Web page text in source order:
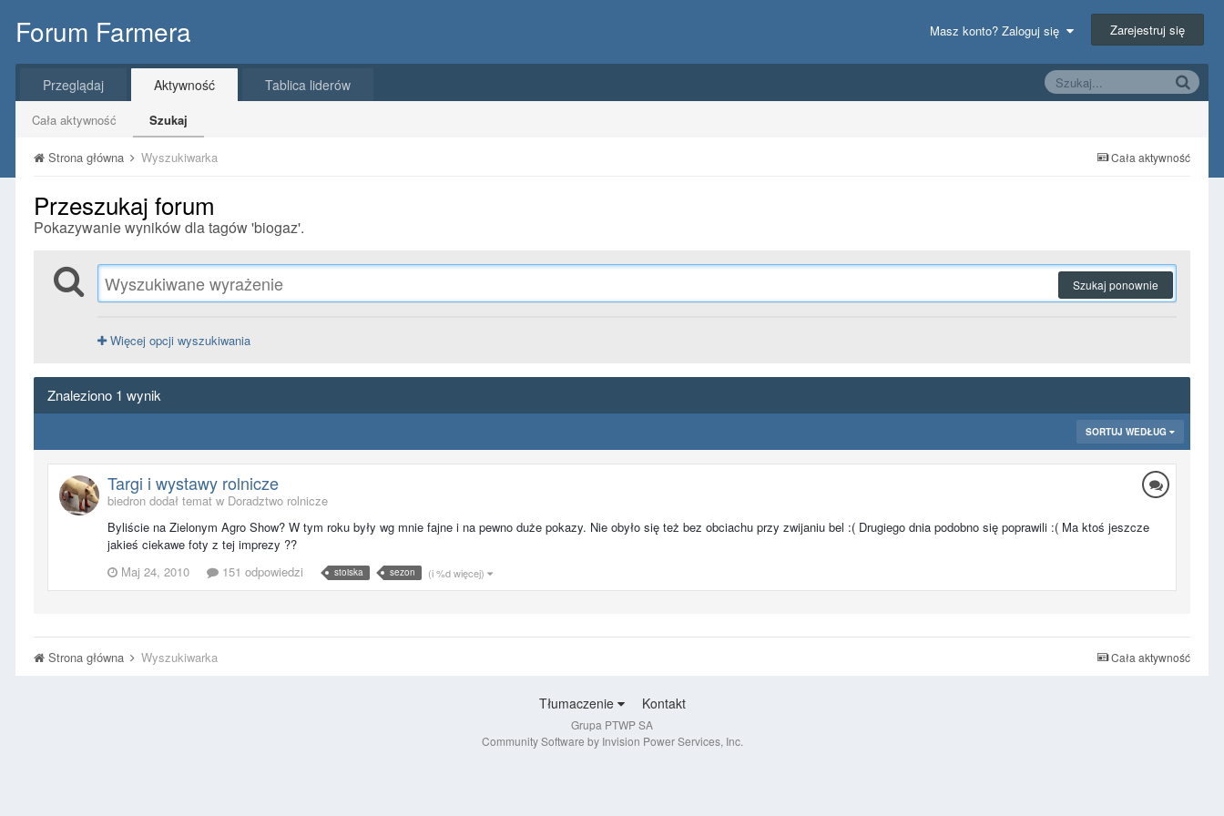
Forum Farmera Masz konto? Zaloguj się Zarejestruj się
Przeglądaj Aktywność
Cała aktywność Szukaj
Tablica liderów
Cała aktywność
Strona główna Wyszukiwarka
Przeszukaj forum
Pokazywanie wyników dla tagów 'biogaz'.
Szukaj ponownie
Więcej opcji wyszukiwania
Znaleziono 1 wynik
SORTUJ WEDŁUG
Targi i wystawy rolnicze
biedron dodał temat w Doradztwo rolnicze
Byliście na Zielonym Agro Show? W tym roku były wg mnie fajne i na pewno duże pokazy. Nie obyło się też bez obciachu przy zwijaniu bel :( Drugiego dnia podobno się poprawili :( Ma ktoś jeszcze
jakieś ciekawe foty z tej imprezy ??
Maj 24, 2010
151 odpowiedzi stoiska sezon (i %d więcej)
Cała aktywność
Strona główna Wyszukiwarka
Tłumaczenie Kontakt
Grupa PTWP SA
Community Software by Invision Power Services, Inc.